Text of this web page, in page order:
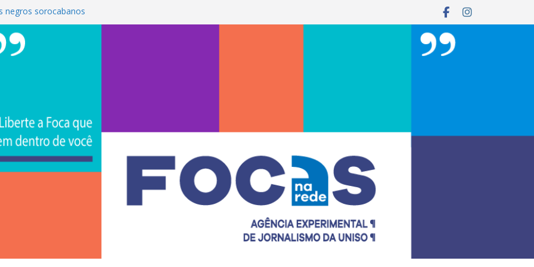
negros sorocabanos
é a terceira artista do #ConviteMPB do
Brasil 2026 promove integração, ciência e
na Uniso